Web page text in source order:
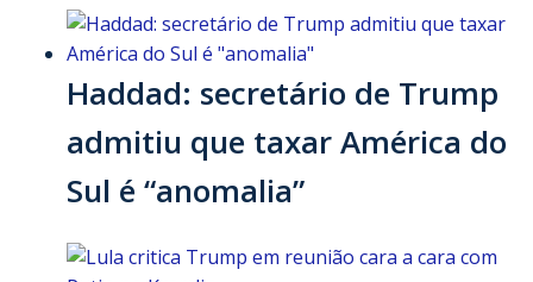
Haddad: secretário de Trump
admitiu que taxar América do
Sul é “anomalia”